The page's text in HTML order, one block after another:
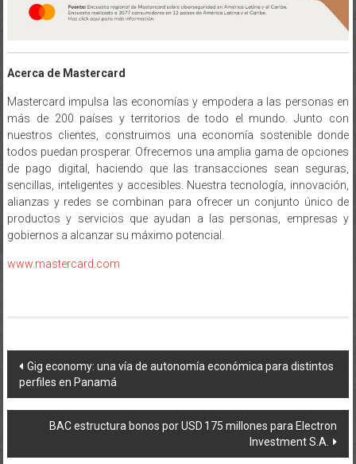
Mastercard impulsa las economías y empodera a las personas en
nuestros clientes, construimos una economía sostenible donde
todos puedan prosperar. Ofrecemos una amplia gama de opciones
de pago digital, haciendo que las transacciones sean seguras,
sencillas, inteligentes y accesibles. Nuestra tecnología, innovación,
alianzas y redes se combinan para ofrecer un conjunto único de
productos y servicios que ayudan a las personas, empresas y
gobiernos a alcanzar su máximo potencial.
www.mastercard.com
de
entradas
perfiles en Panamá
Investment S.A.